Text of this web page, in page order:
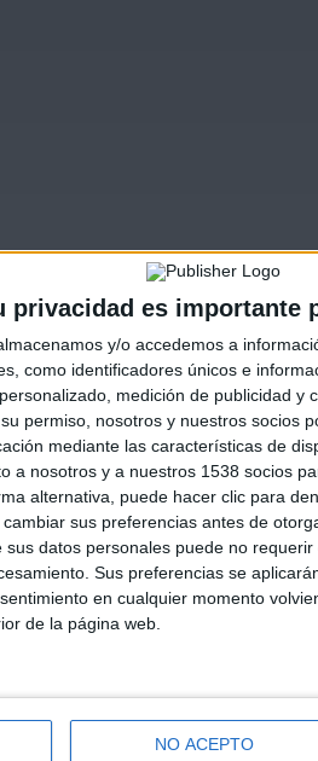
privacidad es importante
y/o accedemos a
como identificadores únicos e
medición de publicidad y
permiso, nosotros y nuestros socios
mediante las características de
a nosotros y a nuestros 1538 socios
alternativa, puede hacer clic para
sus preferencias antes de
datos personales puede no
Sus preferencias se
en cualquier momento
de la página web.
NO ACEPTO